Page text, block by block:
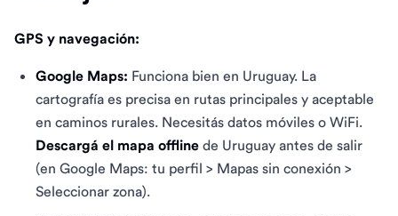
GPS y navegación:
Google Maps: Funciona bien en Uruguay. La
cartografía es precisa en rutas principales y aceptable
en caminos rurales. Necesitás datos móviles o WiFi.
Descargá el mapa offline de Uruguay antes de salir
(en Google Maps: tu perfil > Mapas sin conexión >
Seleccionar zona).